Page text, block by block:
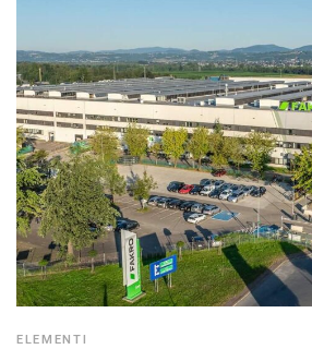
ELEMENTI